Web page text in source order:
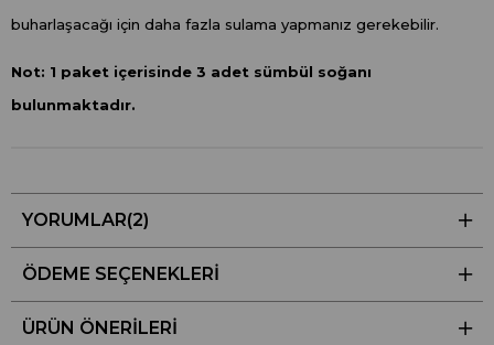
buharlaşacağı için daha fazla sulama yapmanız gerekebilir.
Not: 1 paket içerisinde 3 adet sümbül soğanı
bulunmaktadır.
YORUMLAR(2)
ÖDEME SEÇENEKLERI
ÜRÜN ÖNERILERI